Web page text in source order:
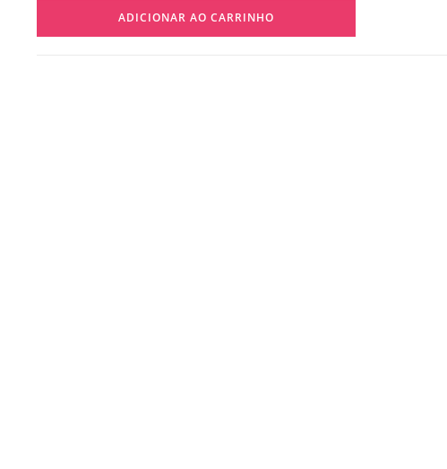
ADICIONAR AO CARRINHO